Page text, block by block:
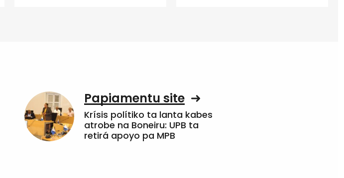
Papiamentu site
Krísis polítiko ta lanta kabes
atrobe na Boneiru: UPB ta
retirá apoyo pa MPB